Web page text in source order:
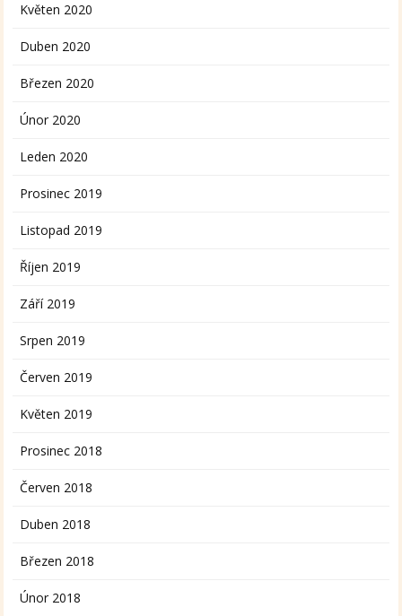
Květen 2020
Duben 2020
Březen 2020
Únor 2020
Leden 2020
Prosinec 2019
Listopad 2019
Říjen 2019
Září 2019
Srpen 2019
Červen 2019
Květen 2019
Prosinec 2018
Červen 2018
Duben 2018
Březen 2018
Únor 2018